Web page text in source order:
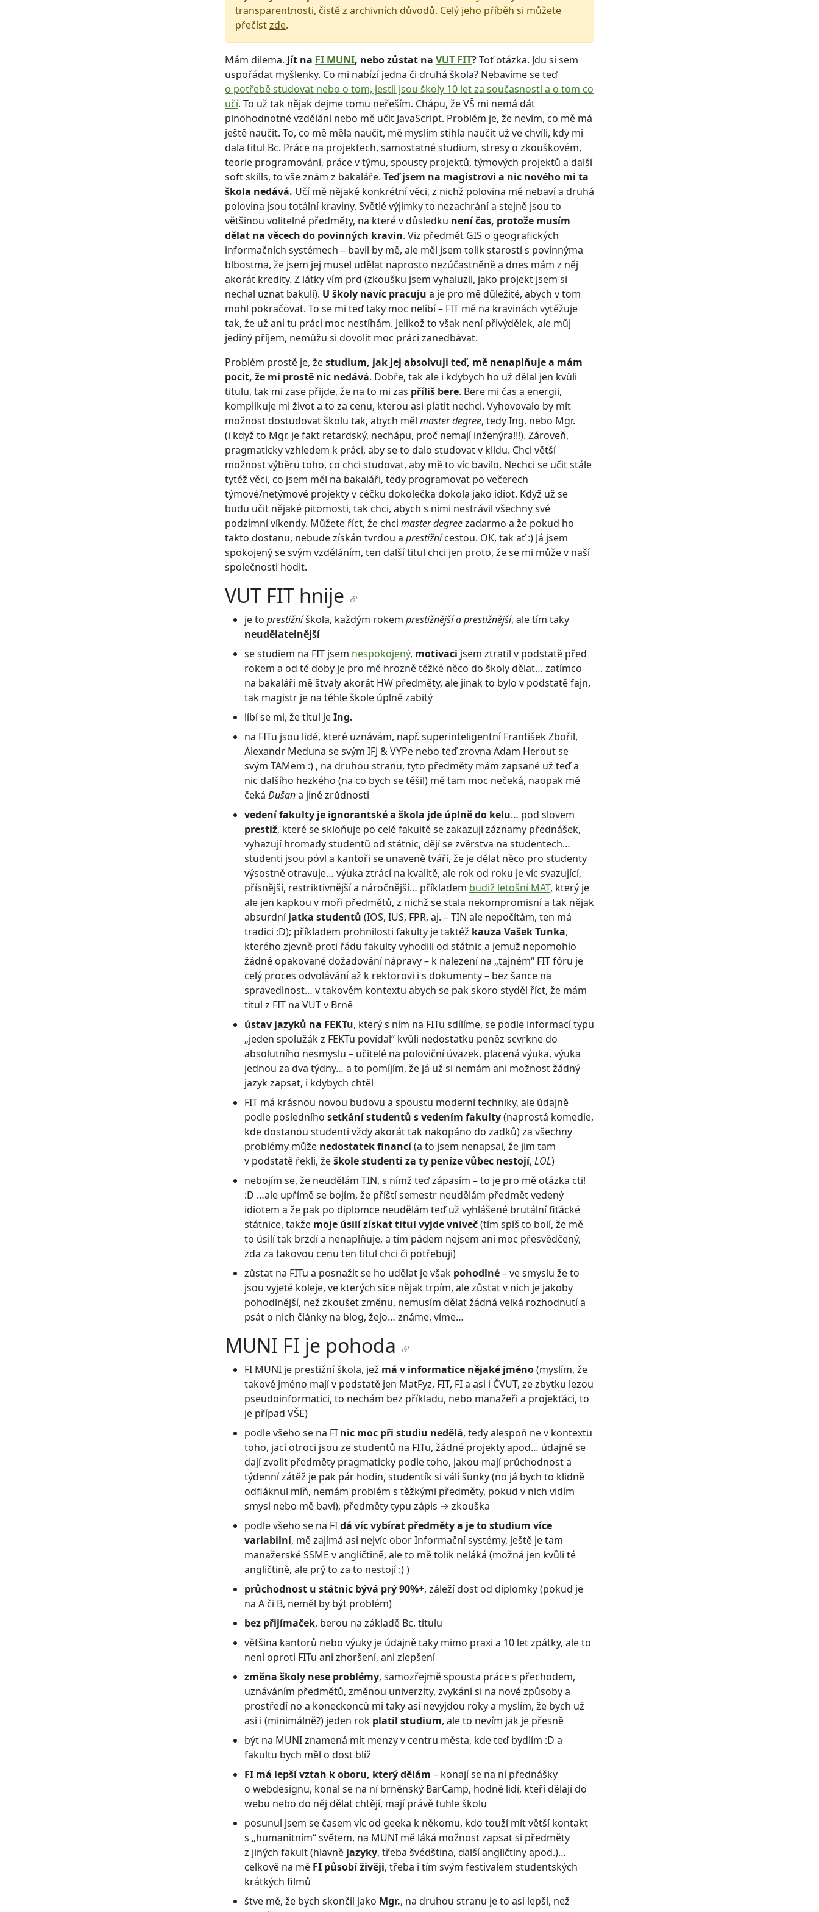
transparentnosti, čistě z archivních důvodů. Celý jeho příběh si můžete
přečístzde.
Mám dilema. Jít na FI MUNI, nebo zůstat na VUT FIT?Toť otázka. Jdu si sem
uspořádat myšlenky. Co mi nabízí jedna či druhá škola? Nebavíme se teď
o potřebě studovat nebo o tom, jestli jsou školy 10 let za současností a o tom co
učí. To už tak nějak dejme tomu neřeším. Chápu, že VŠ mi nemá dát
plnohodnotné vzdělání nebo mě učit JavaScript. Problém je, že nevím, co mě má
ještě naučit. To, co mě měla naučit, mě myslím stihla naučit už ve chvíli, kdy mi
dala titul Bc. Práce na projektech, samostatné studium, stresy o zkouškovém,
teorie programování, práce v týmu, spousty projektů, týmových projektů a další
soft skills, to vše znám z bakaláře. Teď jsem na magistrovi a nic nového mi ta
škola nedává. Učí mě nějaké konkrétní věci, z nichž polovina mě nebaví a druhá
polovina jsou totální kraviny. Světlé výjimky to nezachrání a stejně jsou to
většinou volitelné předměty, na které v důsledku není čas, protože musím
dělat na věcech do povinných kravin. Viz předmět GIS o geografických
informačních systémech – bavil by mě, ale měl jsem tolik starostí s povinnýma
blbostma, že jsem jej musel udělat naprosto nezúčastněně a dnes mám z něj
akorát kredity. Z látky vím prd (zkoušku jsem vyhaluzil, jako projekt jsem si
nechal uznat bakuli). U školy navíc pracuju a je pro mě důležité, abych v tom
mohl pokračovat. To se mi teď taky moc nelíbí – FIT mě na kravinách vytěžuje
tak, že už ani tu práci moc nestíhám. Jelikož to však není přivýdělek, ale můj
jediný příjem, nemůžu si dovolit moc práci zanedbávat.
Problém prostě je, žestudium, jak jej absolvuji teď, mě nenaplňuje a mám
pocit, že mi prostě nic nedává. Dobře, tak ale i kdybych ho už dělal jen kvůli
titulu, tak mi zase přijde, že na to mi zas příliš bere. Bere mi čas a energii,
komplikuje mi život a to za cenu, kterou asi platit nechci. Vyhovovalo by mít
možnost dostudovat školu tak, abych měl master degree, tedy Ing. nebo Mgr.
(i když to Mgr. je fakt retardský, nechápu, proč nemají inženýra!!!). Zároveň,
pragmaticky vzhledem k práci, aby se to dalo studovat v klidu. Chci větší
možnost výběru toho, co chci studovat, aby mě to víc bavilo. Nechci se učit stále
tytéž věci, co jsem měl na bakaláři, tedy programovat po večerech
týmové/netýmové projekty v céčku dokolečka dokola jako idiot. Když už se
budu učit nějaké pitomosti, tak chci, abych s nimi nestrávil všechny své
podzimní víkendy. Můžete říct, že chci master degreezadarmo a že pokud ho
takto dostanu, nebude získán tvrdou a prestižnícestou. OK, tak ať :) Já jsem
spokojený se svým vzděláním, ten další titul chci jen proto, že se mi může v naší
společnosti hodit.
VUT FIT hnije
je to prestižníškola, každým rokem prestižnější a prestižnější, ale tím taky
neudělatelnější
se studiem na FIT jsem nespokojený, motivaci jsem ztratil v podstatě před
rokem a od té doby je pro mě hrozně těžké něco do školy dělat… zatímco
na bakaláři mě štvaly akorát HW předměty, ale jinak to bylo v podstatě fajn,
tak magistr je na téhle škole úplně zabitý
líbí se mi, že titul jeIng.
na FITu jsou lidé, které uznávám, např. superinteligentní František Zbořil,
Alexandr Meduna se svým IFJ & VYPe nebo teď zrovna Adam Herout se
svým TAMem :) , na druhou stranu, tyto předměty mám zapsané už teď a
nic dalšího hezkého (na co bych se těšil) mě tam moc nečeká, naopak mě
čeká Dušana jiné zrůdnosti
vedení fakulty je ignorantské a škola jde úplně do kelu… pod slovem
prestiž, které se skloňuje po celé fakultě se zakazují záznamy přednášek,
vyhazují hromady studentů od státnic, dějí se zvěrstva na studentech…
studenti jsou póvl a kantoři se unaveně tváří, že je dělat něco pro studenty
výsostně otravuje… výuka ztrácí na kvalitě, ale rok od roku je víc svazující,
přísnější, restriktivnější a náročnější… příkladem budiž letošní MAT, který je
ale jen kapkou v moři předmětů, z nichž se stala nekompromisní a tak nějak
absurdníjatka studentů (IOS, IUS, FPR, aj. – TIN ale nepočítám, ten má
tradici :D); příkladem prohnilosti fakulty je taktéž kauza Vašek Tunka,
kterého zjevně proti řádu fakulty vyhodili od státnic a jemuž nepomohlo
žádné opakované dožadování nápravy – k nalezení na „tajném“ FIT fóru je
celý proces odvolávání až k rektorovi i s dokumenty – bez šance na
spravedlnost… v takovém kontextu abych se pak skoro styděl říct, že mám
titul z FIT na VUT v Brně
ústav jazyků na FEKTu, který s ním na FITu sdílíme, se podle informací typu
„jeden spolužák z FEKTu povídal“ kvůli nedostatku peněz scvrkne do
absolutního nesmyslu – učitelé na poloviční úvazek, placená výuka, výuka
jednou za dva týdny… a to pomíjím, že já už si nemám ani možnost žádný
jazyk zapsat, i kdybych chtěl
FIT má krásnou novou budovu a spoustu moderní techniky, ale údajně
podle posledního setkání studentů s vedením fakulty(naprostá komedie,
kde dostanou studenti vždy akorát tak nakopáno do zadků) za všechny
problémy může nedostatek financí(a to jsem nenapsal, že jim tam
v podstatě řekli, žeškole studenti za ty peníze vůbec nestojí, LOL)
nebojím se, že neudělám TIN, s nímž teď zápasím – to je pro mě otázka cti!
:D …ale upřímě se bojím, že příští semestr neudělám předmět vedený
idiotem a že pak po diplomce neudělám teď už vyhlášené brutální fiťácké
státnice, takže moje úsilí získat titul vyjde vniveč(tím spíš to bolí, že mě
to úsilí tak brzdí a nenaplňuje, a tím pádem nejsem ani moc přesvědčený,
zda za takovou cenu ten titul chci či potřebuji)
zůstat na FITu a posnažit se ho udělat je však pohodlné– ve smyslu že to
jsou vyjeté koleje, ve kterých sice nějak trpím, ale zůstat v nich je jakoby
pohodlnější, než zkoušet změnu, nemusím dělat žádná velká rozhodnutí a
psát o nich články na blog, žejo… známe, víme…
MUNI FI je pohoda
FI MUNI je prestižní škola, jež má v informatice nějaké jméno(myslím, že
takové jméno mají v podstatě jen MatFyz, FIT, FI a asi i ČVUT, ze zbytku lezou
pseudoinformatici, to nechám bez příkladu, nebo manažeři a projekťáci, to
je případ VŠE)
podle všeho se na FI nic moc při studiu nedělá, tedy alespoň ne v kontextu
toho, jací otroci jsou ze studentů na FITu, žádné projekty apod… údajně se
dají zvolit předměty pragmaticky podle toho, jakou mají průchodnost a
týdenní zátěž je pak pár hodin, studentík si válí šunky (no já bych to klidně
odfláknul míň, nemám problém s těžkými předměty, pokud v nich vidím
smysl nebo mě baví), předměty typu zápis → zkouška
podle všeho se na FIdá víc vybírat předměty a je to studium více
variabilní, mě zajímá asi nejvíc obor Informační systémy, ještě je tam
manažerské SSME v angličtině, ale to mě tolik neláká (možná jen kvůli té
angličtině, ale prý to za to nestojí :) )
průchodnost u státnic bývá prý 90%+, záleží dost od diplomky (pokud je
na A či B, neměl by být problém)
bez přijímaček, berou na základě Bc. titulu
většina kantorů nebo výuky je údajně taky mimo praxi a 10 let zpátky, ale to
není oproti FITu ani zhoršení, ani zlepšení
změna školy nese problémy, samozřejmě spousta práce s přechodem,
uznáváním předmětů, změnou univerzity, zvykání si na nové způsoby a
prostředí no a koneckonců mi taky asi nevyjdou roky a myslím, že bych už
asi i (minimálně?) jeden rok platil studium, ale to nevím jak je přesně
být na MUNI znamená mít menzy v centru města, kde teď bydlím :D a
fakultu bych měl o dost blíž
FI má lepší vztah k oboru, který dělám – konají se na ní přednášky
o webdesignu, konal se na ní brněnský BarCamp, hodně lidí, kteří dělají do
webu nebo do něj dělat chtějí, mají právě tuhle školu
posunul jsem se časem víc od geeka k někomu, kdo touží mít větší kontakt
s „humanitním“ světem, na MUNI mě láká možnost zapsat si předměty
z jiných fakult (hlavně jazyky, třeba švédština, další angličtiny apod.)…
celkově na mě FI působí živěji, třeba i tím svým festivalem studentských
krátkých filmů
štve mě, že bych skončil jako Mgr., na druhou stranu je to asi lepší, než